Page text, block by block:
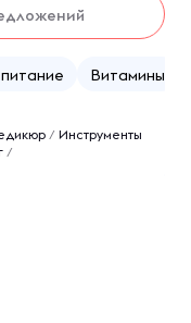
Витамины
/ Инструменты
/